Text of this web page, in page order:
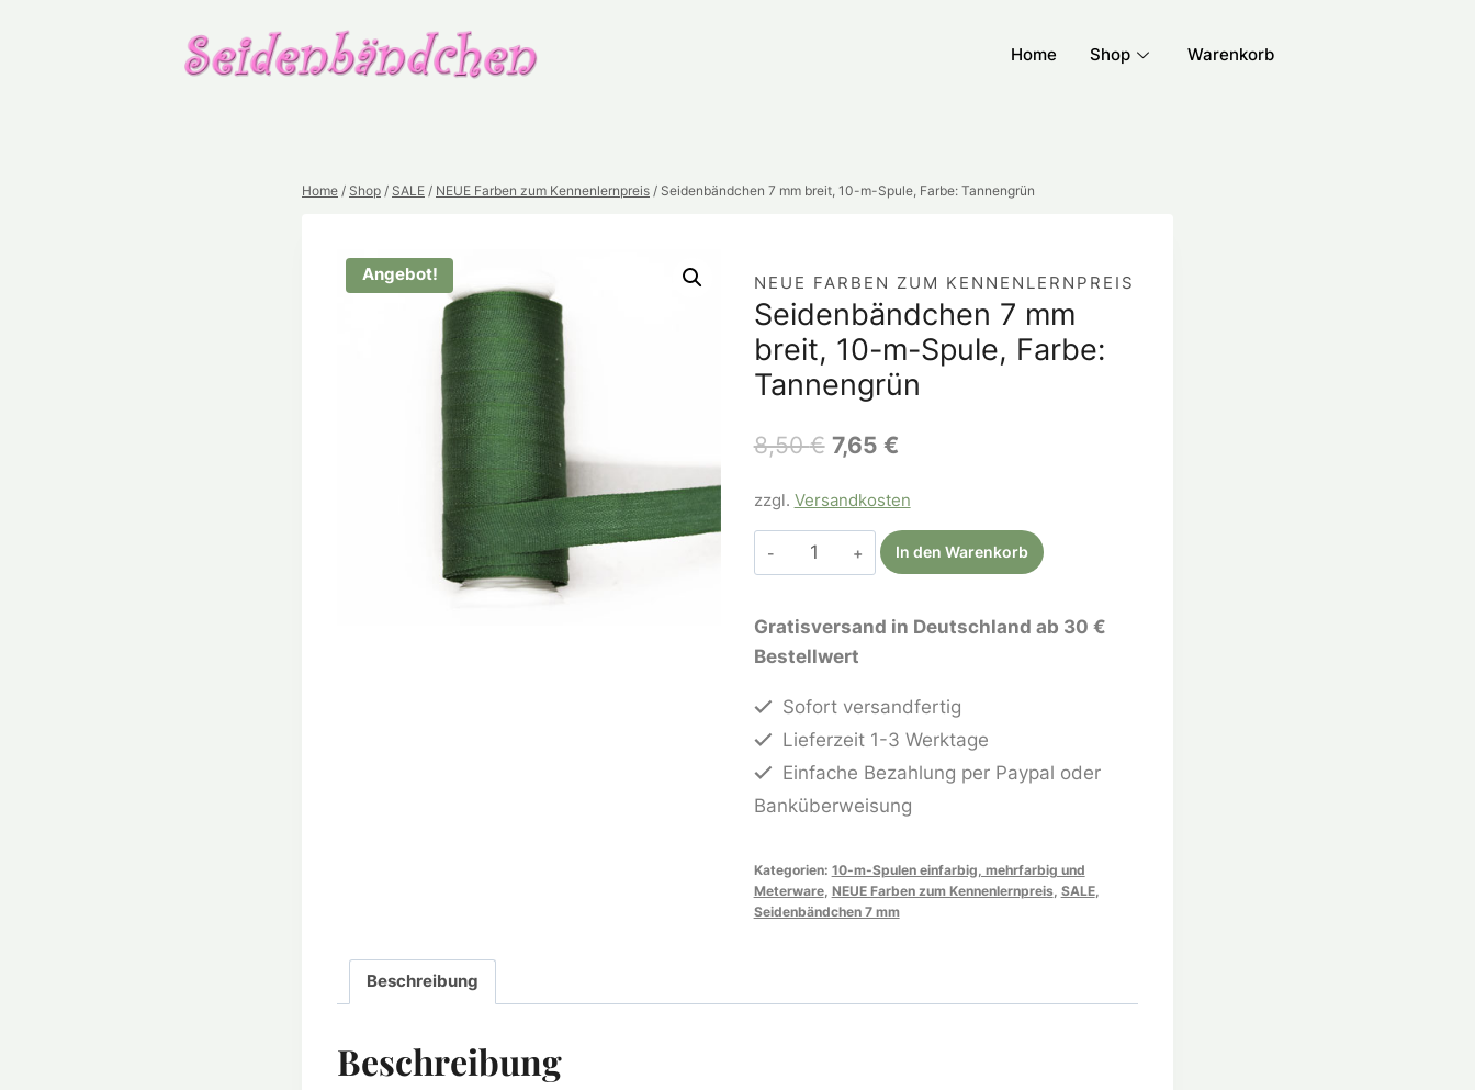
Home Shop Warenkorb
Home / Shop / SALE / NEUE Farben zum Kennenlernpreis / Seidenbändchen 7 mm breit, 10-m-Spule, Farbe: Tannengrün
Angebot! NEUE FARBEN ZUM KENNENLERNPREIS
Seidenbändchen 7 mm
breit, 10-m-Spule, Farbe:
Tannengrün
8,50€ 7,65 €
zzgl. Versandkosten
In den Warenkorb
Gratisversand in Deutschland ab 30 €
Bestellwert
Sofort versandfertig
Lieferzeit 1-3 Werktage
Einfache Bezahlung per Paypal oder
Banküberweisung
Kategorien: 10-m-Spulen einfarbig, mehrfarbig und
Meterware, NEUE Farben zum Kennenlernpreis, SALE,
Seidenbändchen 7 mm
Beschreibung
Beschreibung